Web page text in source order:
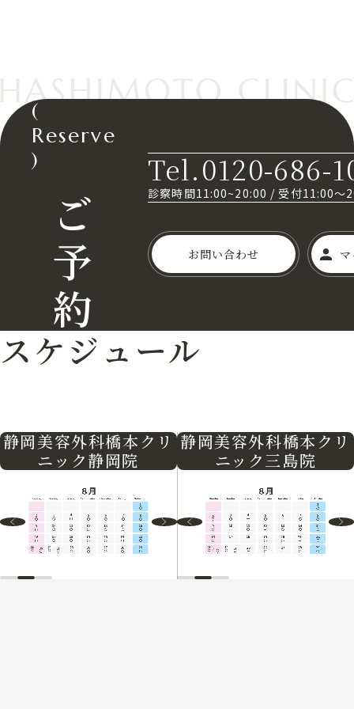
(
Reserve
)
ご
予
約
Tel.0120-686-
診察時間11:00~20:00 / 受付11:00～
お問い合わせ
スケジュール
静岡美容外科橋本クリ
ニック静岡院
静岡美容外科橋本クリ
ニック三島院